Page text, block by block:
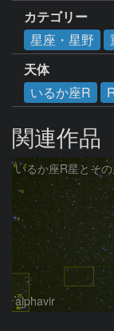
カテゴリー
星座・星野
天体
いるか座R
関連作品
いるか座R星とそ
alphavir